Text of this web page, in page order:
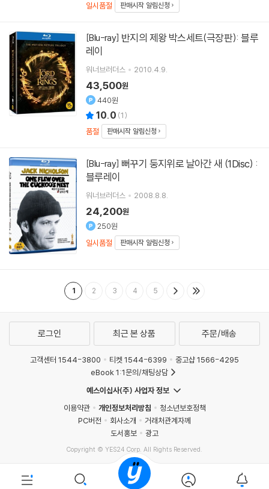
일시품절
판매시작 알림신청
[Blu-ray]
레이
워너브러더스 2010.4.9.
43,500원
440원
10.0 (1)
품절
판매시작 알림신청
[Blu-ray]
블루레이
워너브러더스 2008.8.8.
24,200원
250원
일시품절
판매시작 알림신청
1 2 3 4 5
로그인 최근 본 상품 주문/배송
고객센터 1544-3800 티켓 1544-6399
중고샵 1566-4295
eBook 1:1문의/채팅상담
예스이십사(주) 사업자 정보
이용약관
개인정보처리방침
청소년보호정책
PC버전
회사소개
거래처관계자께
도서홍보
광고
Copyright © YES24 Corp. All Rights Reserved.